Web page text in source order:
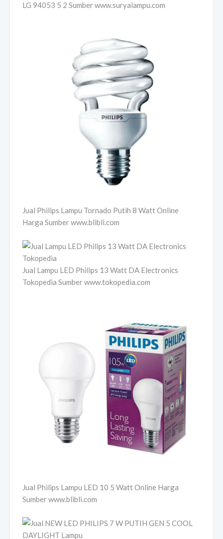
LG 94053 5 2 Sumber www.suryalampu.com
Jual Philips Lampu Tornado Putih 8 Watt Online
Harga Sumber www.blibli.com
Jual Lampu LED Philips 13 Watt DA Electronics
Tokopedia Sumber www.tokopedia.com
Jual Philips Lampu LED 10 5 Watt Online Harga
Sumber www.blibli.com